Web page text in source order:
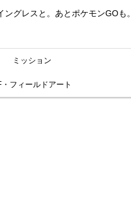
グレスと。あとポケモンGOも。
ミッション
・フィールドアート